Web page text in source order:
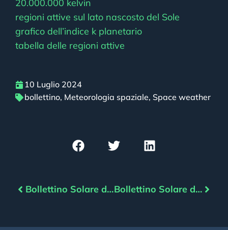
20.000.000 kelvin
regioni attive sul lato nascosto del Sole
grafico dell’indice k planetario
tabella delle regioni attive
10 Luglio 2024
bollettino, Meteorologia spaziale, Space weather
Bollettino Solare del 09/07/2024 Bollettino Solare del 11/07/2024